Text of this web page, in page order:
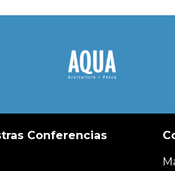
Conferencias